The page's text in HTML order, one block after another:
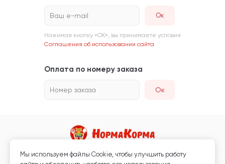
Ваш e-mail
Нажимая кнопку «ОК», вы принимаете условия
Соглашения об использовании сайта
Оплата по номеру заказа
Номер заказа Ок
Магазин кормов для животных и ветаптека
Мы используем файлы Сookie, чтобы улучшить работу